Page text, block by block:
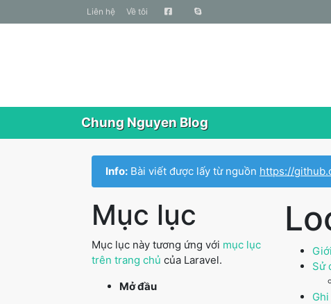
liên hệ Về tôi
Chung Nguyen Blog
Info: Bài viết được lấy từ nguồn https://
Mục lục
Mục lục này tương ứng với mục lục
trên trang chủ của Laravel.
Mở đầu
Sử